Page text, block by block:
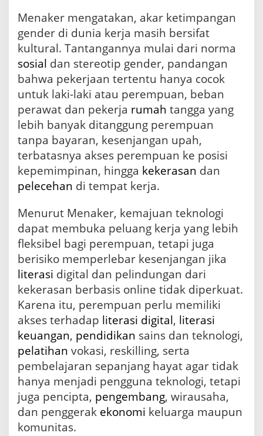
m
T
r
a
n
s
f
o
r
m
a
i
D
u
a
K
e
r
j
a
Menaker mengatakan, akar ketimpangan
gender di dunia kerja masih bersifat
kultural. Tantangannya mulai dari norma
sosial dan stereotip gender, pandangan
bahwa pekerjaan tertentu hanya cocok
untuk laki-laki atau perempuan, beban
perawat dan pekerja rumah tangga yang
lebih banyak ditanggung perempuan
tanpa bayaran, kesenjangan upah,
terbatasnya akses perempuan ke posisi
kepemimpinan, hingga kekerasan dan
pelecehan di tempat kerja.
Menurut Menaker, kemajuan teknologi
dapat membuka peluang kerja yang lebih
fleksibel bagi perempuan, tetapi juga
berisiko memperlebar kesenjangan jika
literasi digital dan pelindungan dari
kekerasan berbasis online tidak diperkuat.
Karena itu, perempuan perlu memiliki
akses terhadap literasi digital, literasi
keuangan, pendidikan sains dan teknologi,
pelatihan vokasi, reskilling, serta
pembelajaran sepanjang hayat agar tidak
hanya menjadi pengguna teknologi, tetapi
juga pencipta, pengembang, wirausaha,
dan penggerak ekonomi keluarga maupun
komunitas.